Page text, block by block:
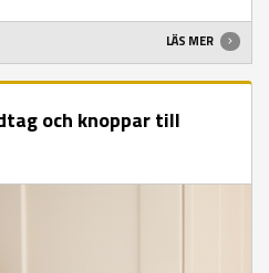
LÄS MER
och knoppar till